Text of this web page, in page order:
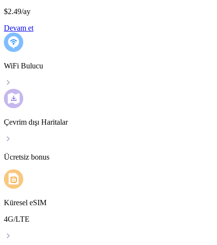
$2.49/ay
Devam et
WiFi Bulucu
Çevrim dışı Haritalar
Ücretsiz bonus
Küresel eSIM
4G/LTE